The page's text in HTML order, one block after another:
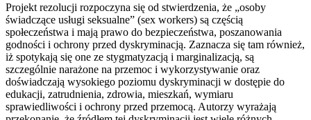
Projekt rezolucji rozpoczyna się od stwierdzenia, że „osoby
świadczące usługi seksualne” (sex workers) są częścią
społeczeństwa i mają prawo do bezpieczeństwa, poszanowania
godności i ochrony przed dyskryminacją. Zaznacza się tam również,
iż spotykają się one ze stygmatyzacją i marginalizacją, są
szczególnie narażone na przemoc i wykorzystywanie oraz
doświadczają wysokiego poziomu dyskryminacji w dostępie do
edukacji, zatrudnienia, zdrowia, mieszkań, wymiaru
sprawiedliwości i ochrony przed przemocą. Autorzy wyrażają